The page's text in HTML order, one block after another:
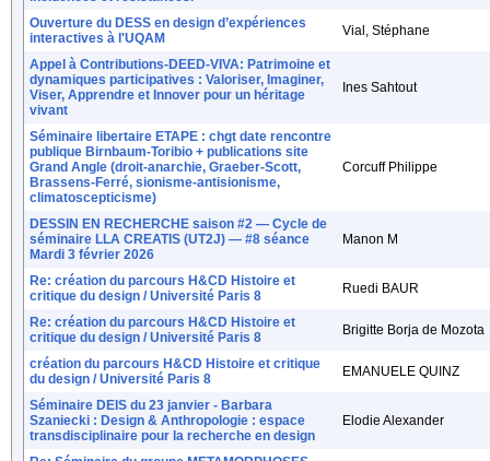
Ouverture du DESS en design d’expériences
interactives à l'UQAM
Vial, Stéphane
Appel à Contributions-DEED-VIVA: Patrimoine et
dynamiques participatives : Valoriser, Imaginer,
Viser, Apprendre et Innover pour un héritage
vivant
Ines Sahtout
Séminaire libertaire ETAPE : chgt date rencontre
publique Birnbaum-Toribio + publications site
Grand Angle (droit-anarchie, Graeber-Scott,
Brassens-Ferré, sionisme-antisionisme,
climatoscepticisme)
Corcuff Philippe
DESSIN EN RECHERCHE saison #2 — Cycle de
séminaire LLA CREATIS (UT2J) — #8 séance
Mardi 3 février 2026
Manon M
Re: création du parcours H&CD Histoire et
critique du design / Université Paris 8
Ruedi BAUR
Re: création du parcours H&CD Histoire et
critique du design / Université Paris 8
Brigitte Borja de Mozota
création du parcours H&CD Histoire et critique
du design / Université Paris 8
EMANUELE QUINZ
Séminaire DEIS du 23 janvier - Barbara
Szaniecki : Design & Anthropologie : espace
transdisciplinaire pour la recherche en design
Elodie Alexander